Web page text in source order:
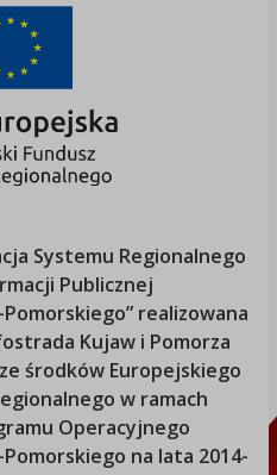
Systemu Regionalnego
Publicznej
” realizowana
Kujaw i Pomorza
środków Europejskiego
w ramach
Operacyjnego
na lata 2014-